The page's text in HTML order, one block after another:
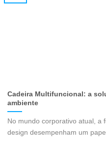
Cadeira Multifuncional: a
ambiente
No mundo corporativo atual, a
design desempenham um